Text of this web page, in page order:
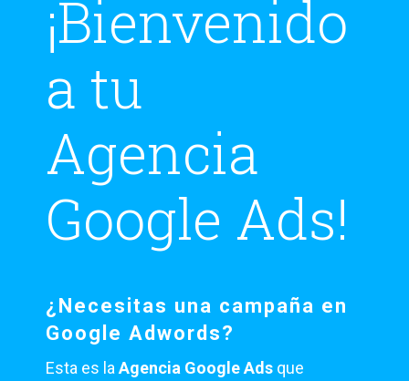
¡Bienvenido
a tu
Agencia
Google Ads!
¿Necesitas una campaña en
Google Adwords?
Esta es la Agencia Google Ads que